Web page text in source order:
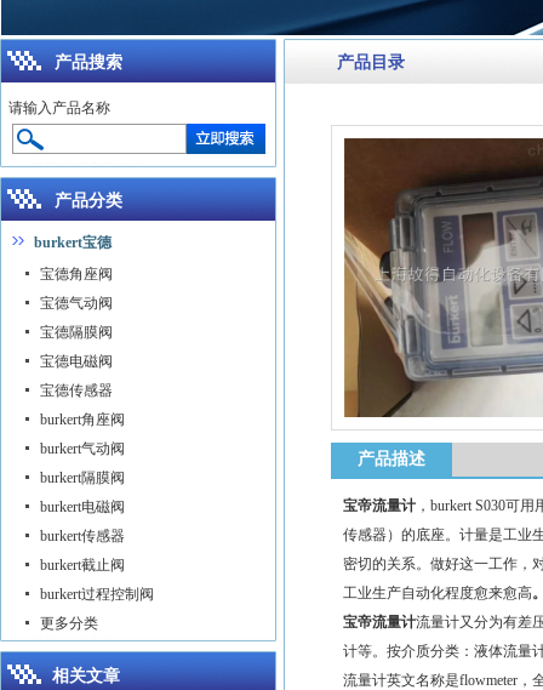
产品目录
产品描述
宝帝流量计，burkert S030可
传感器）的底座。计量是工业
密切的关系。做好这一工作，
工业生产自动化程度愈来愈高
宝帝流量计流量计又分为有差
计等。按介质分类： 液体流量
流量计英文名称是flowmeter，
产品搜索
请输入产品名称
产品分类
burkert宝德
宝德角座阀
宝德气动阀
宝德隔膜阀
宝德电磁阀
宝德传感器
burkert角座阀
burkert气动阀
burkert隔膜阀
burkert电磁阀
burkert传感器
burkert截止阀
burkert过程控制阀
更多分类
相关文章